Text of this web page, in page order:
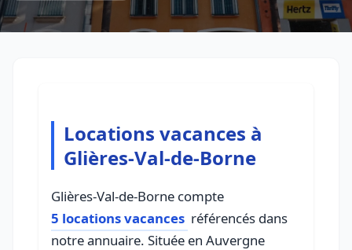
Locations vacances à
Glières-Val-de-Borne
Glières-Val-de-Borne compte
5 locations vacances référencés dans
notre annuaire. Située en Auvergne